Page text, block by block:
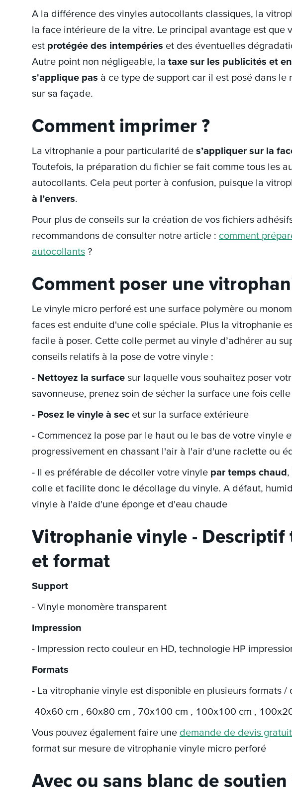
A la différence des vinyles autocollants classiques, la
la face intérieure de la vitre. Le principal avantage est que
est protégée des intempéries et des éventuelles
Autre point non négligeable, la taxe sur les publicités et
s'applique pas à ce type de support car il est posé dans le
sur sa façade.
Comment imprimer ?
La vitrophanie a pour particularité de s’appliquer sur la
Toutefois, la préparation du fichier se fait comme tous les
autocollants. Cela peut porter à confusion, puisque la
à l’envers.
Pour plus de conseils sur la création de vos fichiers
recommandons de consulter notre article : comment
autocollants ?
Comment poser une
Le vinyle micro perforé est une surface polymère ou
faces est enduite d'une colle spéciale. Plus la vitrophanie
facile à poser. Cette colle permet au vinyle d’adhérer au
conseils relatifs à la pose de votre vinyle :
- Nettoyez la surface sur laquelle vous souhaitez poser
savonneuse, prenez soin de sécher la surface une fois
- Posez le vinyle à sec et sur la surface extérieure
- Commencez la pose par le haut ou le bas de votre vinyle
progressivement en chassant l'air à l'air d'une raclette ou
- Il es préférable de décoller votre vinyle par temps chaud,
colle et facilite donc le décollage du vinyle. A défaut,
vinyle à l'aide d'une éponge et d'eau chaude
Vitrophanie vinyle - Descriptif
et format
Support
- Vinyle monomère transparent
Impression
- Impression recto couleur en HD, technologie HP
Formats
- La vitrophanie vinyle est disponible en plusieurs formats /
40x60 cm , 60x80 cm , 70x100 cm , 100x100 cm ,
Vous pouvez également faire une demande de devis
format sur mesure de vitrophanie vinyle micro perforé
Avec ou sans blanc de soutien